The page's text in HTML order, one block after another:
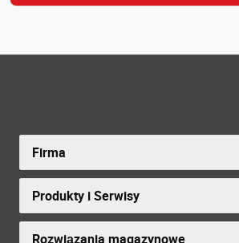
Firma
Produkty i Serwisy
Rozwiązania magazynowe